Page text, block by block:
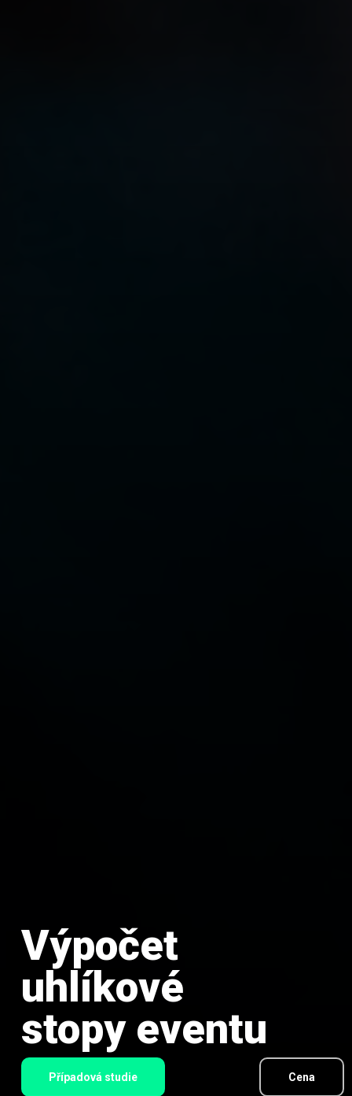
Výpočet
uhlíkové
stopy eventu
Případová studie Cena